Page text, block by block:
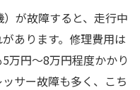
が故障すると、走行中
あります。修理費用は
万円〜8万円程度かかり
サー故障も多く、こち